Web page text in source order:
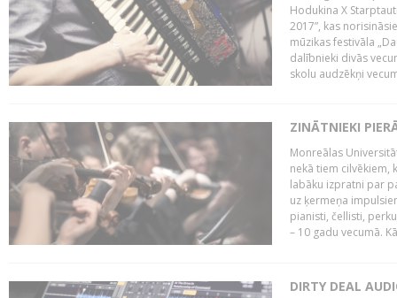
Hodukina X
2017”, kas
mūzikas festivāla
dalībnieki divās
skolu audzēkņi
ZINĀTNIEKI
Monreālas
nekā tiem cilvēkiem,
labāku izpratni par
uz ķermeņa
pianisti, čellisti,
– 10 gadu vecumā.
DIRTY DEAL